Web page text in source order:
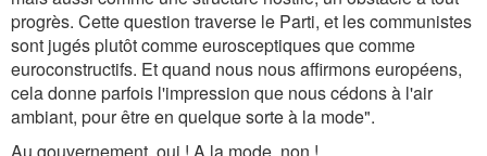
progrès. Cette question traverse le Parti, et les communistes
sont jugés plutôt comme eurosceptiques que comme
euroconstructifs. Et quand nous nous affirmons européens,
cela donne parfois l'impression que nous cédons à l'air
ambiant, pour être en quelque sorte à la mode".